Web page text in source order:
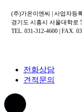
(주)가온이엔씨 | 사업자등
경기도 시흥시 서울대학로
TEL. 031-312-4600 | FAX.
전화상담
견적문의